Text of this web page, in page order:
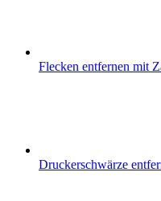
Flecken entfernen mit
Druckerschwärze